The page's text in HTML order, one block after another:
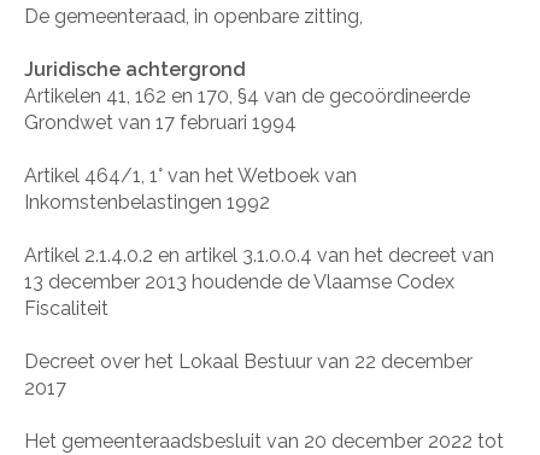
De gemeenteraad, in openbare zitting,
Juridische achtergrond
Artikelen 41, 162 en 170, §4 van de gecoördineerde
Grondwet van 17 februari 1994
Artikel 464/1, 1° van het Wetboek van
Inkomstenbelastingen 1992
Artikel 2.1.4.0.2 en artikel 3.1.0.0.4 van het decreet van
13 december 2013 houdende de Vlaamse Codex
Fiscaliteit
Decreet over het Lokaal Bestuur van 22 december
2017
Het gemeenteraadsbesluit van 20 december 2022 tot